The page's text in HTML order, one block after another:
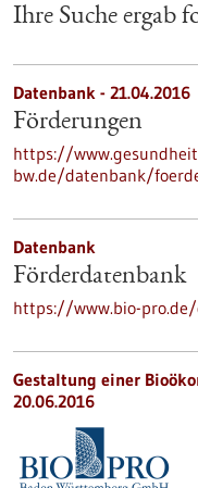
Ihre Suche ergab
Datenbank - 21.04.2016
Förderungen
https://
bw.de/datenbank/
Datenbank
Förderdatenbank
https://www.bio-
Gestaltung einer
20.06.2016